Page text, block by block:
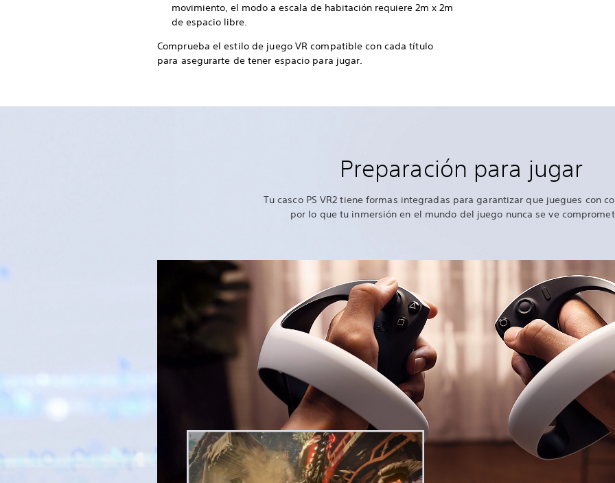
movimiento, el modo a escala de habitación requiere 2m x 2m
de espacio libre.
Comprueba el estilo de juego VR compatible con cada título
para asegurarte de tener espacio para jugar.
Preparación para jugar
Tu casco PS VR2 tiene formas integradas para garantizar que juegues con
por lo que tu inmersión en el mundo del juego nunca se ve